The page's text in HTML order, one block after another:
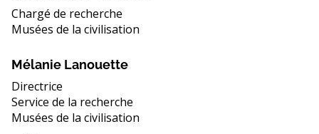
Chargé de recherche
Musées de la civilisation
Mélanie Lanouette
Directrice
Service de la recherche
Musées de la civilisation